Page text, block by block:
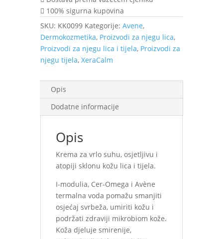
100% sigurna kupovina
SKU: KK0099 Kategorije: Avene,
Dermokozmetika, Proizvodi za njegu lica,
Proizvodi za njegu lica i tijela, Proizvodi za
njegu tijela, XeraCalm
Opis
Dodatne informacije
Opis
Krema za vrlo suhu, osjetljivu i
atopiji sklonu kožu lica i tijela.
I-modulia, Cer-Omega i Avène
termalna voda pomažu smanjiti
osjećaj svrbeža, umiriti kožu i
podržati zdraviji mikrobiom kože.
Koža djeluje smirenije,